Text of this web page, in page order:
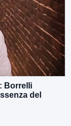
Borrelli
del